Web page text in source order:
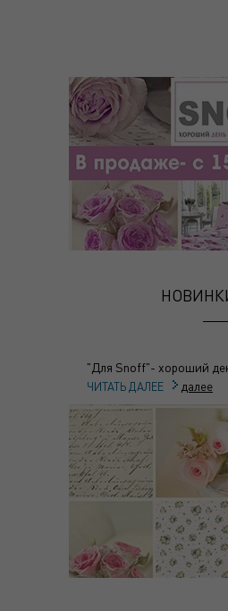
"Для Snoff"- хороший
ЧИТАТЬ ДАЛЕЕ далее